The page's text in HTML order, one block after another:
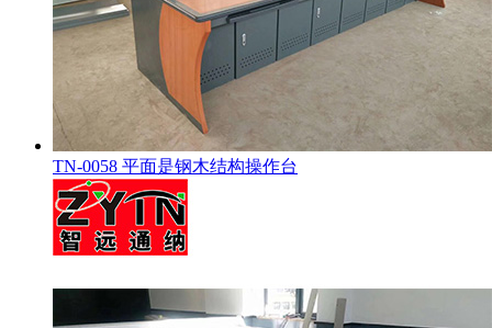
TN-0058 平面是钢木结构操作台